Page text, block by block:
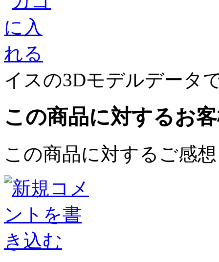
イスの3Dモデルデータ
この商品に対するお
この商品に対するご感